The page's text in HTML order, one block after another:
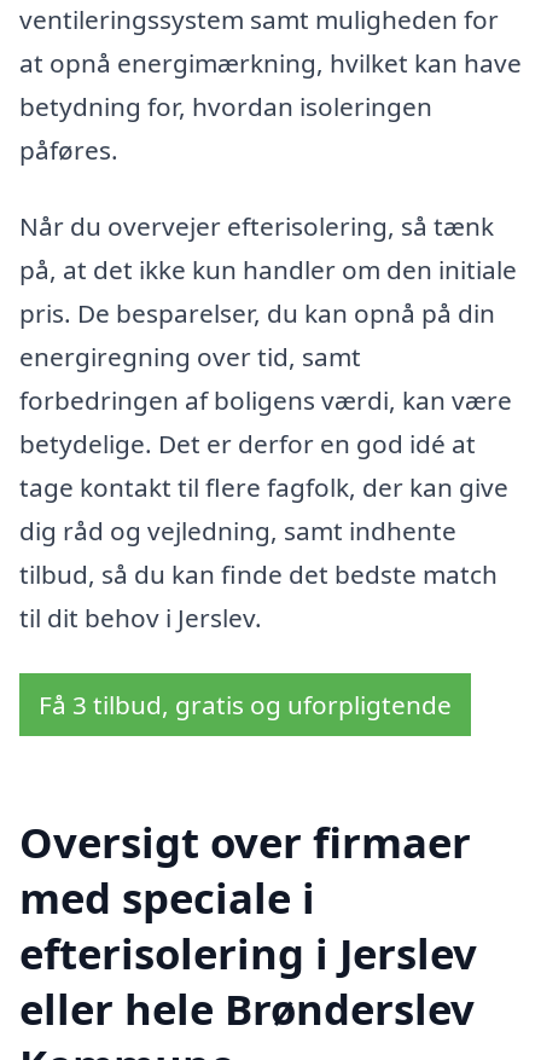
ventileringssystem samt muligheden for
at opnå energimærkning, hvilket kan have
betydning for, hvordan isoleringen
påføres.
Når du overvejer efterisolering, så tænk
på, at det ikke kun handler om den initiale
pris. De besparelser, du kan opnå på din
energiregning over tid, samt
forbedringen af boligens værdi, kan være
betydelige. Det er derfor en god idé at
tage kontakt til flere fagfolk, der kan give
dig råd og vejledning, samt indhente
tilbud, så du kan finde det bedste match
til dit behov i Jerslev.
Få 3 tilbud, gratis og uforpligtende
Oversigt over firmaer
med speciale i
efterisolering i Jerslev
eller hele Brønderslev